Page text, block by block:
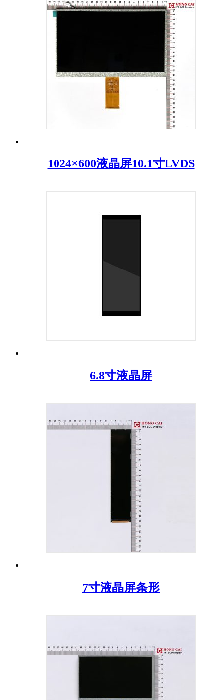
1024×600液晶屏10.1寸LVDS
6.8寸液晶屏
7寸液晶屏条形